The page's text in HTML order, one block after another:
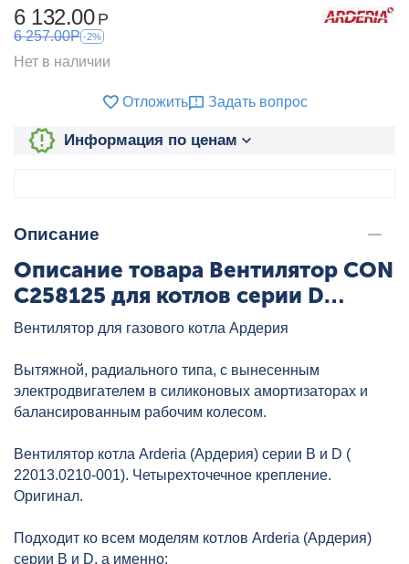
6 132.00 Р
6 257.00Р -2%
Нет в наличии
Отложить Задать вопрос
Информация по ценам
Описание
Описание товара Вентилятор CON
C258125 для котлов серии D
ARDERIA, артикул: D22013.0210-
Вентилятор для газового котла Ардерия
Вытяжной, радиального типа, с вынесенным
электродвигателем в силиконовых амортизаторах и
балансированным рабочим колесом.
Вентилятор котла Arderia (Ардерия) серии В и D (
22013.0210-001). Четырехточечное крепление.
Оригинал.
Подходит ко всем моделям котлов Arderia (Ардерия)
серии В и D, а именно: